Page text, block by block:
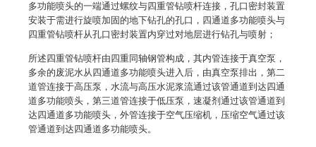
多功能喷头的一端通过螺纹与四重管钻喷杆连接，孔口密封装置
安装于需进行旋喷加固的地下钻孔的孔口，四通道多功能喷头与
四重管钻喷杆从孔口密封装置内穿过对地层进行钻孔与喷射；
所述四重管钻喷杆由四重同轴钢管构成，其内管连接于真空泵，
多余的废泥水从四通道多功能喷头进入后，由真空泵排出，第二
道管连接于高压泵，水流与高压水泥浆流通过该管通道到达四通
道多功能喷头，第三道管连接于低压泵，速凝剂通过该管通道到
达四通道多功能喷头，外管连接于空气压缩机，压缩空气通过该
管通道到达四通道多功能喷头。